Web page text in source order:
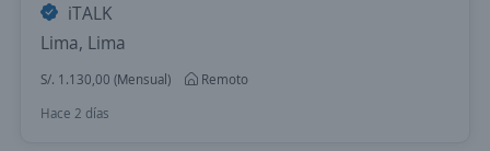
iTALK
Lima, Lima
S/. 1.130,00 (Mensual)
Remoto
Hace 2 días